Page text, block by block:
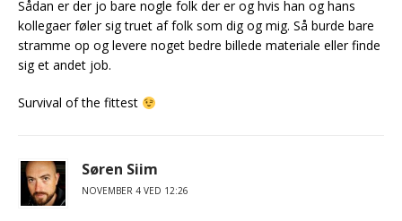
Sådan er der jo bare nogle folk der er og hvis han og hans
kollegaer føler sig truet af folk som dig og mig. Så burde bare
stramme op og levere noget bedre billede materiale eller finde
sig et andet job.
Survival of the fittest
Søren Siim
NOVEMBER 4 VED 12:26